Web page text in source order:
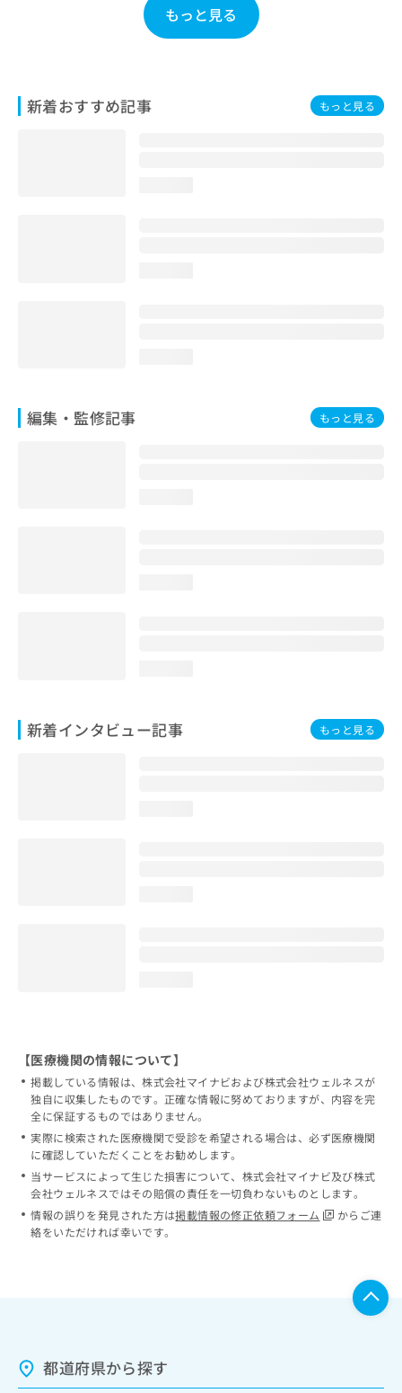
もっと見る
新着おすすめ記事 もっと見る
編集・監修記事 もっと見る
新着インタビュー記事 もっと見る
せ
は
【医療機関の情報について】
掲載している情報は、株式会社マイナビおよび株式会社ウェルネスが
独自に収集したものです。正確な情報に努めておりますが、内容を完
全に保証するものではありません。
実際に検索された医療機関で受診を希望される場合は、必ず医療機関
に確認していただくことをお勧めします。
当サービスによって生じた損害について、株式会社マイナビ及び株式
会社ウェルネスではその賠償の責任を一切負わないものとします。
情報の誤りを発見された方は掲載情報の修正依頼フォーム
からご連
絡をいただければ幸いです。
都道府県から探す